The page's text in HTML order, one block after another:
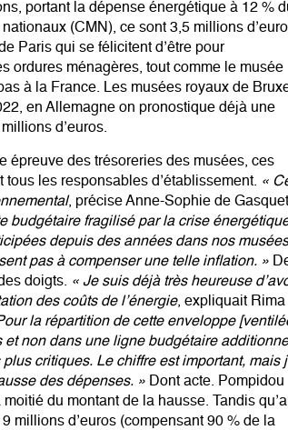
portant la dépense énergétique à 12 %
(CMN), ce sont 3,5 millions
Paris qui se félicitent d’être pour
ordures ménagères, tout comme le musée
à la France. Les musées royaux de
en Allemagne on pronostique déjà une
d’euros.
épreuve des trésoreries des musées, ces
les responsables d’établissement. «
, précise Anne-Sophie de
budgétaire fragilisé par la crise
depuis des années dans nos
pas à compenser une telle inflation. »
doigts. « Je suis déjà très heureuse
des coûts de l’énergie, expliquait Rima
la répartition de cette enveloppe
non dans une ligne budgétaire
critiques. Le chiffre est important, mais
des dépenses. » Dont acte. Pompidou
du montant de la hausse. Tandis
millions d’euros (compensant 90 % de la